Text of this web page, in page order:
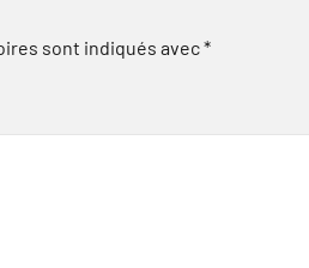
sont indiqués avec*